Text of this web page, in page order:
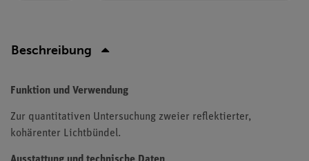
Beschreibung
Funktion und Verwendung
Zur quantitativen Untersuchung zweier reflektierter,
kohärenter Lichtbündel.